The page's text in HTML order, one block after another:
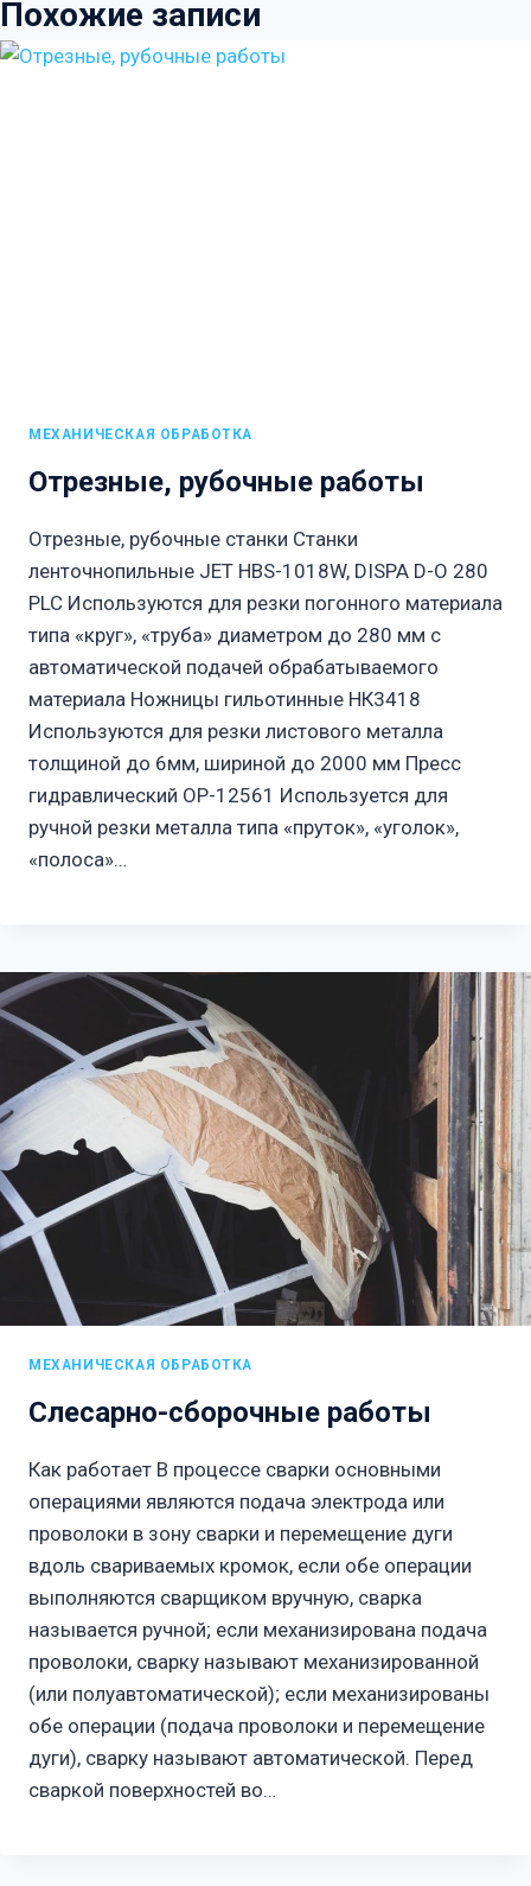
Похожие записи
МЕХАНИЧЕСКАЯ ОБРАБОТКА
Отрезные, рубочные работы
Отрезные, рубочные станки Станки
ленточнопильные JET HBS-1018W, DISPA D-O 280
PLC Используются для резки погонного материала
типа «круг», «труба» диаметром до 280 мм с
автоматической подачей обрабатываемого
материала Ножницы гильотинные НК3418
Используются для резки листового металла
толщиной до 6мм, шириной до 2000 мм Пресс
гидравлический ОР-12561 Используется для
ручной резки металла типа «пруток», «уголок»,
«полоса»…
МЕХАНИЧЕСКАЯ ОБРАБОТКА
Слесарно-сборочные работы
Как работает В процессе сварки основными
операциями являются подача электрода или
проволоки в зону сварки и перемещение дуги
вдоль свариваемых кромок, если обе операции
выполняются сварщиком вручную, сварка
называется ручной; если механизирована подача
проволоки, сварку называют механизированной
(или полуавтоматической); если механизированы
обе операции (подача проволоки и перемещение
дуги), сварку называют автоматической. Перед
сваркой поверхностей во…